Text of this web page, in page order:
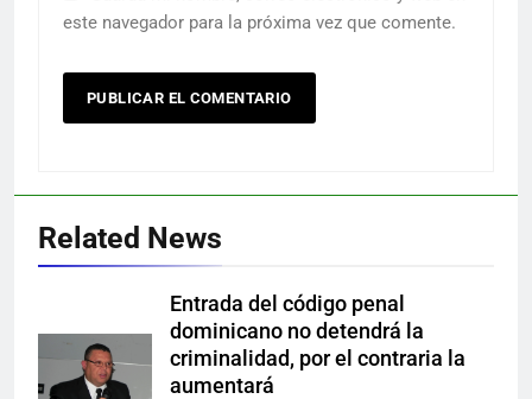
este navegador para la próxima vez que comente.
Related News
Entrada del código penal
dominicano no detendrá la
criminalidad, por el contraria la
aumentará